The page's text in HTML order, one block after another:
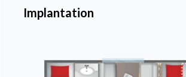
Implantation